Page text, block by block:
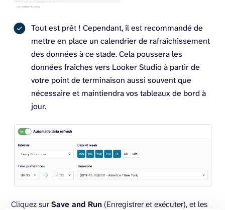
Tout est prêt ! Cependant, il est recommandé de
mettre en place un calendrier de rafraîchissement
des données à ce stade. Cela poussera les
données fraîches vers Looker Studio à partir de
votre point de terminaison aussi souvent que
nécessaire et maintiendra vos tableaux de bord à
jour.
Cliquez surSave and Run (Enregistrer et exécuter), et les